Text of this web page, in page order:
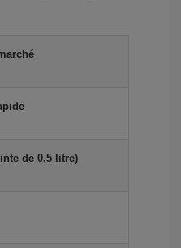
de 0,5 litre)